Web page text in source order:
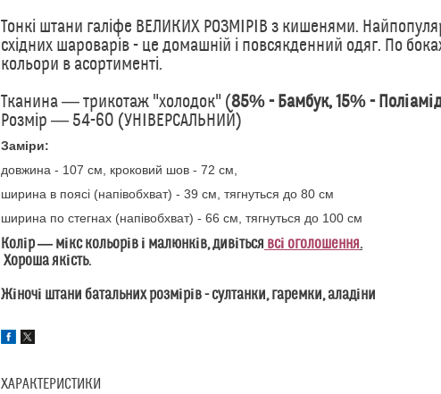
Тонкі штани галіфе ВЕЛИКИХ РОЗМІРІВ з кишенями.
східних шароварів - це домашній і повсякденний одяг. По
кольори в асортименті.
Тканина ― трикотаж "холодок" (85% - Бамбук, 15% -
Розмір ― 54-60 (УНІВЕРСАЛЬНИЙ)
Заміри:
довжина - 107 см, кроковий шов - 72 см,
ширина в поясі (напівобхват) - 39 см, тягнуться до 80 см
ширина по стегнах (напівобхват) - 66 см, тягнуться до 100 см
Колір ― мікс кольорів і малюнків, дивіться всі оголошення.
Хороша якість.
Жіночі штани батальних розмірів - султанки, гаремки, аладіни
ХАРАКТЕРИСТИКИ